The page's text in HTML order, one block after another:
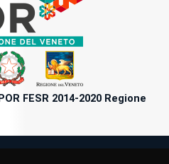
FESR 2014-2020 Regione